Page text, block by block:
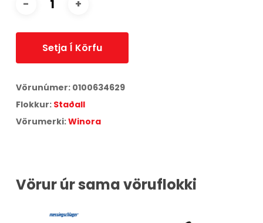
Setja Í Körfu
Vörunúmer: 0100634629
Flokkur: Staðall
Vörumerki:Winora
Vörur úr sama vöruflokki